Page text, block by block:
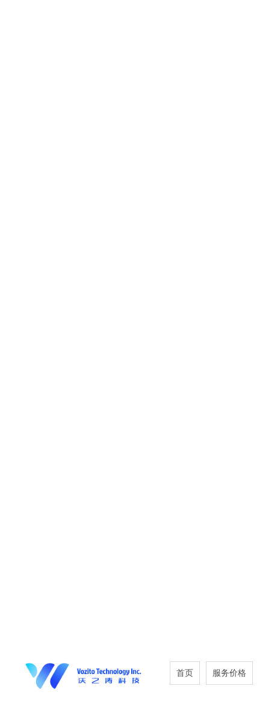
首页 服务价格